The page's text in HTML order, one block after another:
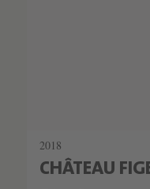
2018
CHÂTEAU